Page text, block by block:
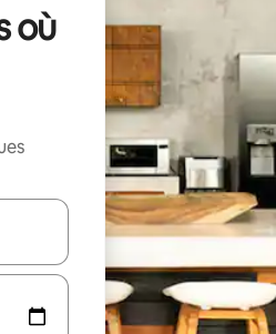
où
en utilisant les flèches vers le